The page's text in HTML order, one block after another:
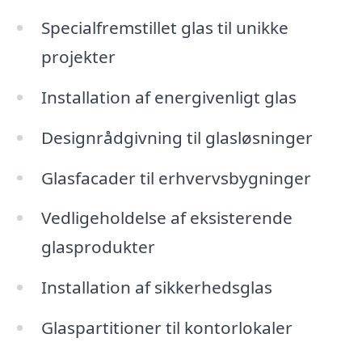
Specialfremstillet glas til unikke
projekter
Installation af energivenligt glas
Designrådgivning til glasløsninger
Glasfacader til erhvervsbygninger
Vedligeholdelse af eksisterende
glasprodukter
Installation af sikkerhedsglas
Glaspartitioner til kontorlokaler